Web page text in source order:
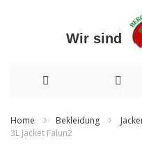
Wir
zum
Home Bekleidung
3L Jacket Falun2